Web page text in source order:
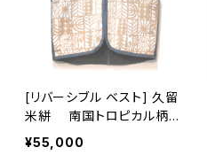
[リバーシブル ベスト] 久留
米絣 南国トロピカル柄×
筑紫つむぎ ※大きい柄部
分：手織り久留米絣使用 池
¥55,000